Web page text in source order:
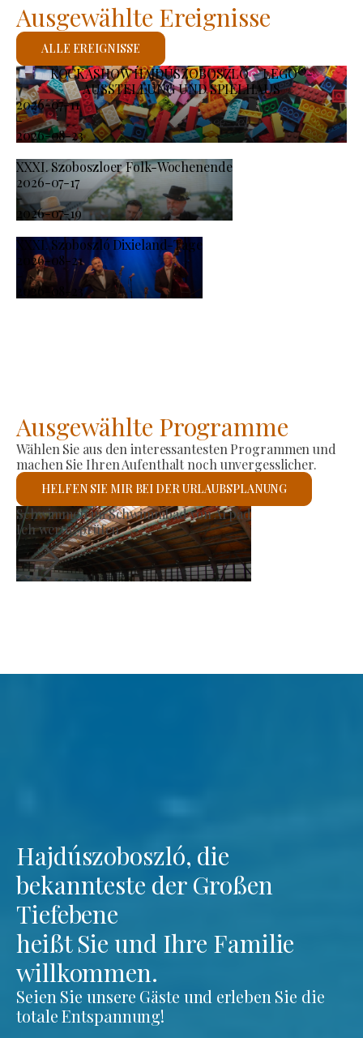
KOCKASHOW HAJDÚSZOBOSZLÓ – LEGO®-
AUSSTELLUNG UND SPIELHAUS
2026-07-11
-
2026-08-23
XXXI. Szoboszloer Folk-Wochenende
2026-07-17
-
2026-07-19
XXXI. Szoboszló Dixieland-Tage
2026-08-21
-
2026-08-23
Ausgewählte Ereignisse
ALLE EREIGNISSE
Ausgewählte Programme
Wählen Sie aus den interessantesten Programmen und
machen Sie Ihren Aufenthalt noch unvergesslicher.
HELFEN SIE MIR BEI DER URLAUBSPLANUNG
Hajdúszoboszló, die
bekannteste der Großen
Tiefebene
heißt Sie und Ihre Familie
willkommen.
Seien Sie unsere Gäste und erleben Sie die
totale Entspannung!